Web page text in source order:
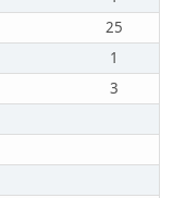
25
1
3